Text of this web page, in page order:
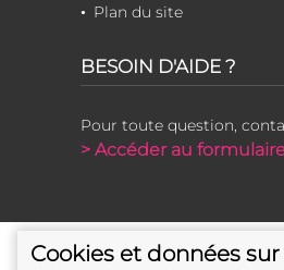
Plan du site
BESOIN D'AIDE ?
Pour toute question,
> Accéder au
Cookies et données